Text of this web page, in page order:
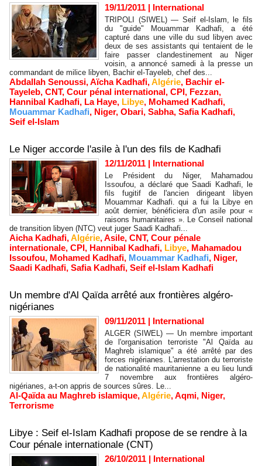
19/11/2011 | International
TRIPOLI (SIWEL) — Seif el-Islam, le fils
du "guide" Mouammar Kadhafi, a été
capturé dans une ville du sud libyen avec
deux de ses assistants qui tentaient de le
faire passer clandestinement au Niger
voisin, a annoncé samedi à la presse un
commandant de milice libyen, Bachir el-Tayeleb, chef des...
Abdallah Senoussi,Aïcha Kadhafi,Algérie, Bachir el-
Tayeleb, CNT, Cour pénal international, CPI, Fezzan,
Hannibal Kadhafi, La Haye, Libye, Mohamed Kadhafi,
Mouammar Kadhafi, Niger, Obari, Sabha, Safia Kadhafi,
Seif el-Islam
Le Niger accorde l'asile à l'un des fils de Kadhafi
12/11/2011 | International
Le Président du Niger, Mahamadou
Issoufou, a déclaré que Saadi Kadhafi, le
fils fugitif de l'ancien dirigeant libyen
Mouammar Kadhafi. qui a fui la Libye en
août dernier, bénéficiera d'un asile pour «
raisons humanitaires ». Le Conseil national
de transition libyen (NTC) veut juger Saadi Kadhafi...
Aicha Kadhafi,Algérie,Asile, CNT, Cour pénale
internationale, CPI, Hannibal Kadhafi, Libye, Mahamadou
Issoufou, Mohamed Kadhafi, Mouammar Kadhafi, Niger,
Saadi Kadhafi, Safia Kadhafi, Seif el-Islam Kadhafi
Un membre d'Al Qaïda arrêté aux frontières algéro-
nigérianes
09/11/2011 | International
ALGER (SIWEL) — Un membre important
de l'organisation terroriste "Al Qaïda au
Maghreb islamique" a été arrêté par des
forces nigérianes. L'arrestation du terroriste
de nationalité mauritanienne a eu lieu lundi
7 novembre aux frontières algéro-
nigérianes, a-t-on appris de sources sûres. Le...
Al-Qaïda au Maghreb islamique,Algérie,Aqmi, Niger,
Terrorisme
Libye : Seif el-Islam Kadhafi propose de se rendre à la
Cour pénale internationale (CNT)
26/10/2011 | International